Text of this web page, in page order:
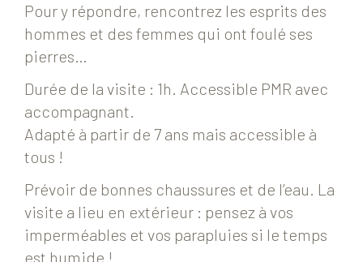
Pour y répondre, rencontrez les esprits des
hommes et des femmes qui ont foulé ses
pierres…
Durée de la visite : 1h. Accessible PMR avec
accompagnant.
Adapté à partir de 7 ans mais accessible à
tous !
Prévoir de bonnes chaussures et de l’eau. La
visite a lieu en extérieur : pensez à vos
imperméables et vos parapluies si le temps
est humide !